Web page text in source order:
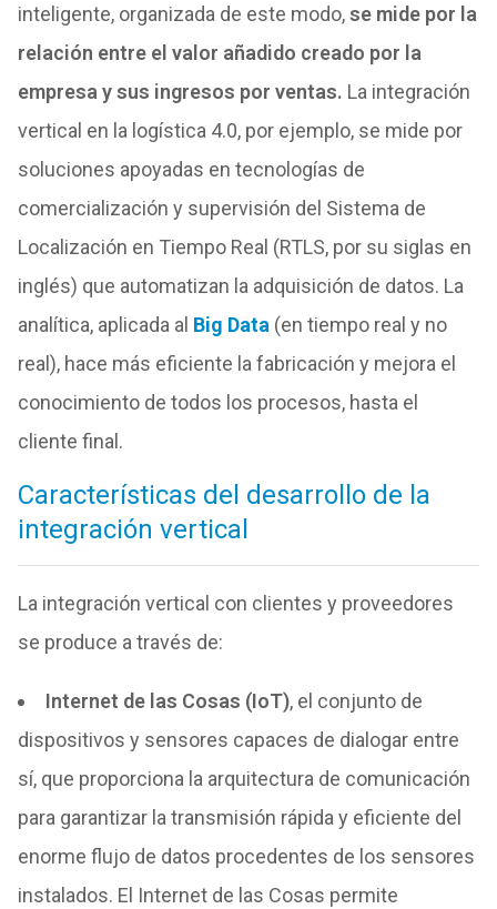
inteligente, organizada de este modo,se mide por la
relación entre el valor añadido creado por la
empresa y sus ingresos por ventas. La integración
vertical en la logística 4.0, por ejemplo, se mide por
soluciones apoyadas en tecnologías de
comercialización y supervisión del Sistema de
Localización en Tiempo Real (RTLS, por su siglas en
inglés) que automatizan la adquisición de datos. La
analítica, aplicada al Big Data (en tiempo real y no
real), hace más eficiente la fabricación y mejora el
conocimiento de todos los procesos, hasta el
cliente final.
Características del desarrollo de la
integración vertical
La integración vertical con clientes y proveedores
se produce a través de:
Internet de las Cosas (IoT), el conjunto de
dispositivos y sensores capaces de dialogar entre
sí, que proporciona la arquitectura de comunicación
para garantizar la transmisión rápida y eficiente del
enorme flujo de datos procedentes de los sensores
instalados. El Internet de las Cosas permite